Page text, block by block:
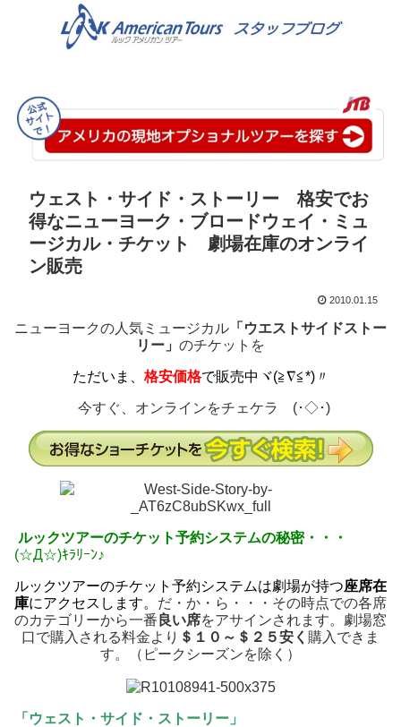
ウェスト・サイド・ストーリー 格安でお
得なニューヨーク・ブロードウェイ・ミュ
ージカル・チケット 劇場在庫のオンライ
ン販売
2010.01.15
ニューヨークの人気ミュージカル 「ウエストサイドストー
リー」 のチケットを
ただいま、 格安価格で販売中 ヾ(≧∇≦*)〃
今すぐ、オンラインをチェケラ (･◇･)ゞ
ルックツアーのチケット予約システムの秘密・・・
(☆Д☆)ｷﾗﾘｰﾝ♪
ルックツアーのチケット予約システムは劇場が持つ座席在
庫にアクセスします。 だ・か・ら・・・その時点での各席
のカテゴリーから一番 良い席をアサインされます。劇場窓
口で購入される料金より ＄１０～＄２５安く 購入できま
す。（ピークシーズンを除く）
「ウェスト・サイド・ストーリー」